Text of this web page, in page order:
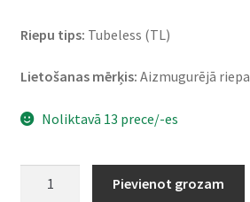
Riepu tips: Tubeless (TL)
Lietošanas mērķis: Aizmugurējā riepa
Noliktavā 13 prece/-es
Pievienot grozam